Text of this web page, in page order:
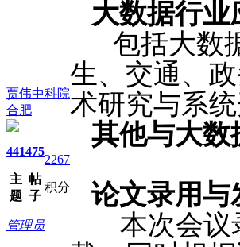
贾伟中科院
合肥
441
主
题
475
帖
子
2267
积分
管理员
大数据行业
包括大数据
生、交通、
术研究与系
其他与大数
论文录用与
本次会议